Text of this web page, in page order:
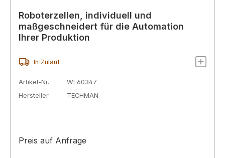
Roboterzellen, individuell und
maßgeschneidert für die Automation
Ihrer Produktion
In Zulauf
Artikel-Nr.
WL60347
Hersteller
TECHMAN
Preis auf Anfrage